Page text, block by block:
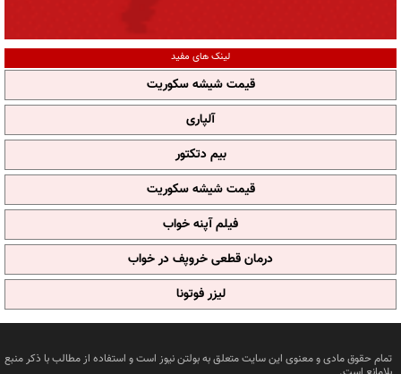
لینک های مفید
قیمت شیشه سکوریت
آلپاری
بیم دتکتور
قیمت شیشه سکوریت
فیلم آپنه خواب
درمان قطعی خروپف در خواب
لیزر فوتونا
تمام حقوق مادی و معنوی این سایت متعلق به بولتن نیوز است و استفاده از مطالب با ذکر منبع